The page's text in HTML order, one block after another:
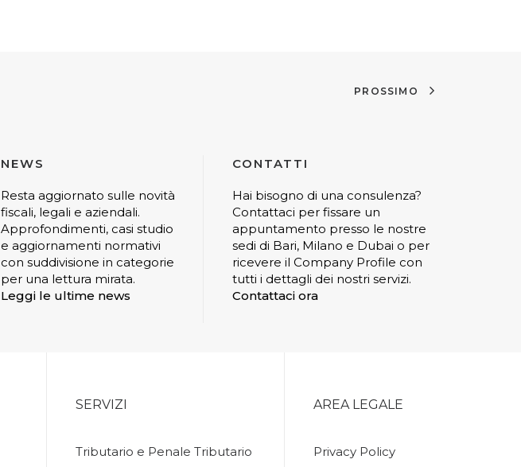
PROSSIMO
NEWS
Resta aggiornato sulle novità
fiscali, legali e aziendali.
Approfondimenti, casi studio
e aggiornamenti normativi
con suddivisione in categorie
per una lettura mirata.
Leggi le ultime news
CONTATTI
Hai bisogno di una consulenza?
Contattaci per fissare un
appuntamento presso le nostre
sedi di Bari, Milano e Dubai o per
ricevere il Company Profile con
tutti i dettagli dei nostri servizi.
Contattaci ora
SERVIZI
Tributario e Penale Tributario
AREA LEGALE
Privacy Policy